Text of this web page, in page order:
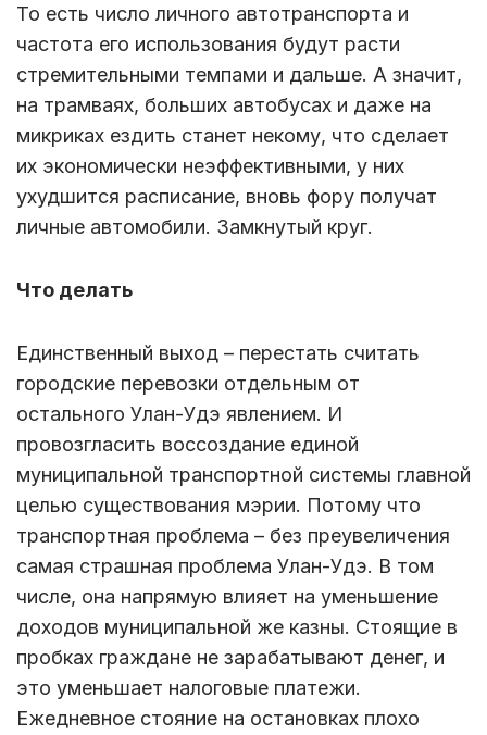
То есть число личного автотранспорта и
частота его использования будут расти
стремительными темпами и дальше. А значит,
на трамваях, больших автобусах и даже на
микриках ездить станет некому, что сделает
их экономически неэффективными, у них
ухудшится расписание, вновь фору получат
личные автомобили. Замкнутый круг.
Что делать
Единственный выход – перестать считать
городские перевозки отдельным от
остального Улан-Удэ явлением. И
провозгласить воссоздание единой
муниципальной транспортной системы главной
целью существования мэрии. Потому что
транспортная проблема – без преувеличения
самая страшная проблема Улан-Удэ. В том
числе, она напрямую влияет на уменьшение
доходов муниципальной же казны. Стоящие в
пробках граждане не зарабатывают денег, и
это уменьшает налоговые платежи.
Ежедневное стояние на остановках плохо